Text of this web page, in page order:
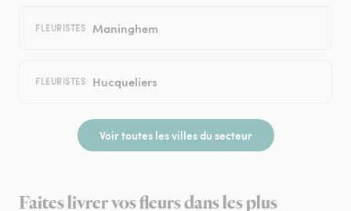
FLEURISTES Maninghem
FLEURISTES Hucqueliers
Voir toutes les villes du secteur
Faites livrer vos fleurs dans les plus